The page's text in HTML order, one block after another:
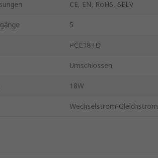
CE, EN, RoHS, SELV
5
PCC18TD
Umschlossen
18W
Wechselstrom-Gleichstrom